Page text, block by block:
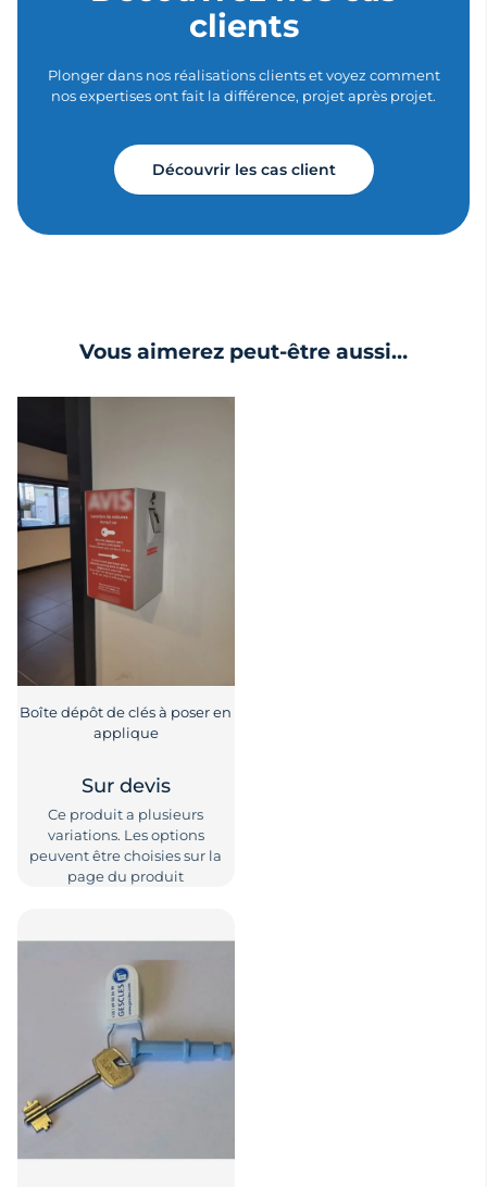
clients
Plonger dans nos réalisations clients et voyez comment
nos expertises ont fait la différence, projet après projet.
Découvrir les cas client
Vous aimerez peut-être aussi…
Boîte dépôt de clés à poser en
applique
Sur devis
Ce produit a plusieurs
variations. Les options
peuvent être choisies sur la
page du produit